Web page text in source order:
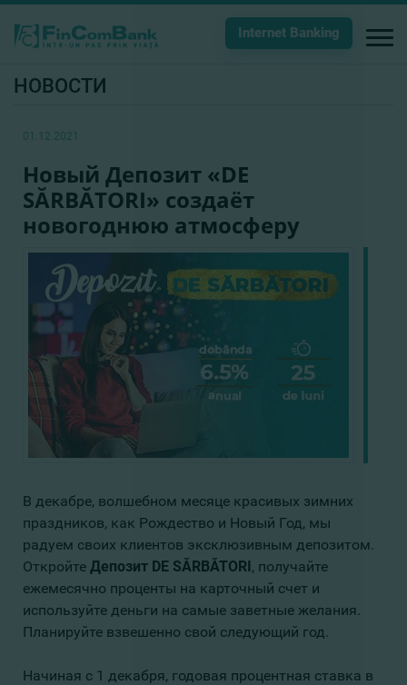
Internet Banking
НОВОСТИ
01.12.2021
Новый Депозит «DE
SĂRBĂTORI» создаёт
новогоднюю атмосферу
В декабре, волшебном месяце красивых зимних
праздников, как Рождество и Новый Год, мы
радуем своих клиентов эксклюзивным депозитом.
Откройте Депозит DE SĂRBĂTORI, получайте
ежемесячно проценты на карточный счет и
используйте деньги на самые заветные желания.
Планируйте взвешенно свой следующий год.
Начиная с 1 декабря, годовая процентная ставка в